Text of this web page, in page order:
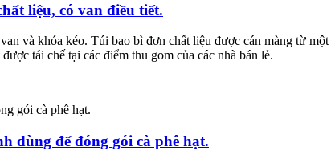
liệu, có van điều tiết.
và khóa kéo. Túi bao bì đơn chất liệu được cán màng từ
tái chế tại các điểm thu gom của các nhà bán lẻ.
dùng để đóng gói cà phê hạt.